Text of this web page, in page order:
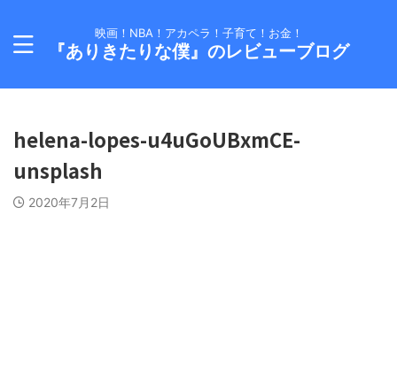
映画！NBA！アカペラ！子育て！お金！
『ありきたりな僕』のレビューブログ
helena-lopes-u4uGoUBxmCE-
unsplash
2020年7月2日